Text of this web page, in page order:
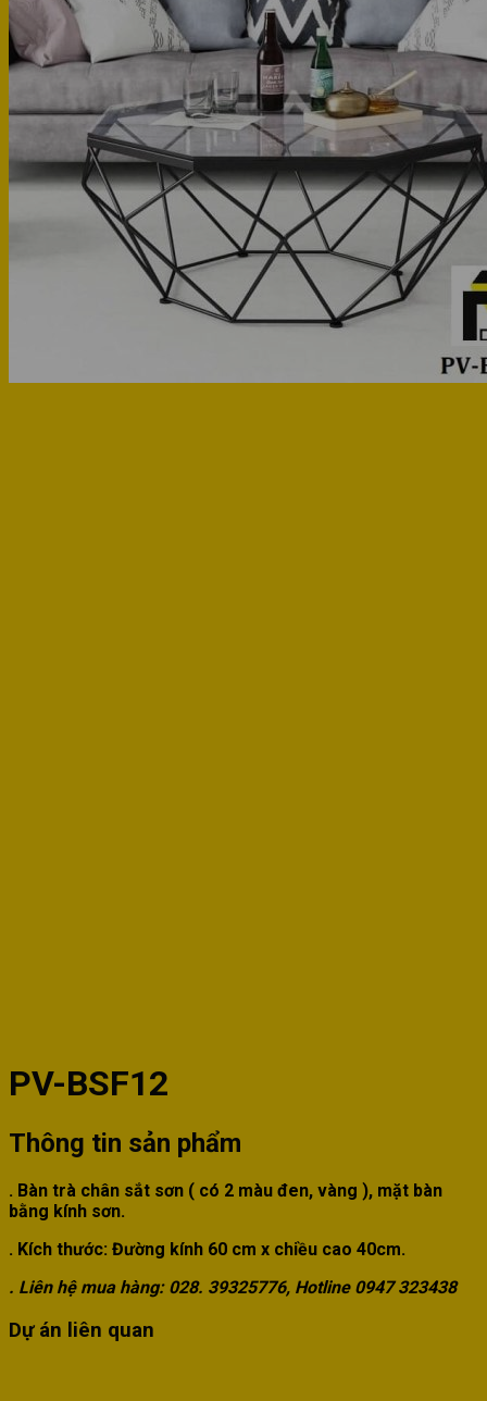
Hotline: 0947 323438
PV-BSF12
Thông tin sản phẩm
. Bàn trà chân sắt sơn ( có 2 màu đen, vàng ), mặt bàn
bằng kính sơn.
. Kích thước: Đường kính 60 cm x chiều cao 40cm.
. Liên hệ mua hàng: 028. 39325776, Hotline 0947 323438
Dự án liên quan